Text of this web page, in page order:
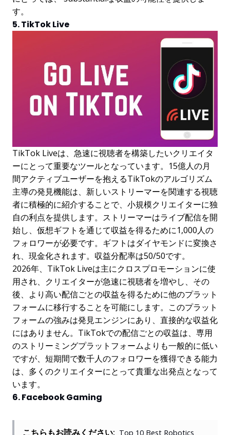
す。
5. TikTok Live
TikTok Liveは、急速に視聴者を構築したいクリエイタ
ーにとって重要なツールとなっています。15億人の月
間アクティブユーザーを抱えるTikTokのアルゴリズム
主導の発見機能は、新しいストリーマーを関連する視聴
者に積極的に紹介することで、小規模クリエイターに独
自の利点を提供します。ストリーマーはライブ配信を開
始し、仮想ギフトを通じて収益を得るために1,000人の
フォロワーが必要です。ギフトはダイヤモンドに変換さ
れ、現金化されます。収益分配率は50/50です。
2026年、TikTok Liveは主にクロスプロモーションに使
用され、クリエイターが急速に視聴者を増やし、その
後、より高い配信ごとの収益を得るために他のプラット
フォームに移行することを可能にします。このプラット
フォームの強みは発見エンジンにあり、直接的な収益化
にはありません。TikTokでの配信ごとの収益は、専用
のストリーミングプラットフォームよりも一般的に低い
ですが、短期間で数千人のフォロワーを獲得できる能力
は、多くのクリエイターにとって貴重な出発点となって
います。
6. Facebook Gaming
こちらもお読みください: Top 10 Best Robotics